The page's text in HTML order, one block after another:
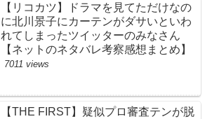
【リコカツ】ドラマを見てただけなの
に北川景子にカーテンがダサいといわ
れてしまったツイッターのみなさん
【ネットのネタバレ考察感想まとめ】
7011 views
【THE FIRST】疑似プロ審査テンが脱